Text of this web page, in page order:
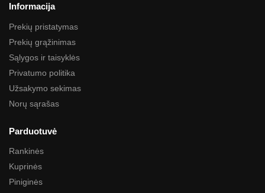
Informacija
Prekių pristatymas
Prekių grąžinimas
Sąlygos ir taisyklės
Privatumo politika
Užsakymo sekimas
Norų sąrašas
Parduotuvė
Rankinės
Kuprinės
Piniginės